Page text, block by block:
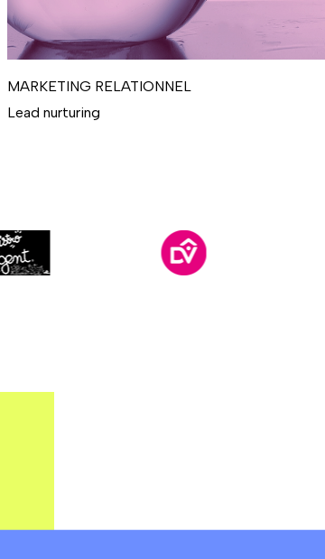
MARKETING RELATIONNEL
Lead nurturing